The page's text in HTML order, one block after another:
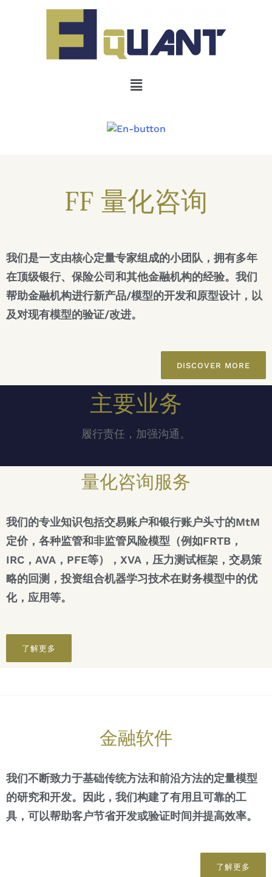
FF 量化咨询
我们是一支由核心定量专家组成的小团队，拥有多年
在顶级银行、保险公司和其他金融机构的经验。我们
帮助金融机构进行新产品/模型的开发和原型设计，以
及对现有模型的验证/改进。
DISCOVER MORE
主要业务
履行责任，加强沟通。
量化咨询服务
我们的专业知识包括交易账户和银行账户头寸的MtM
定价，各种监管和非监管风险模型（例如FRTB，
IRC，AVA，PFE等），XVA，压力测试框架，交易策
略的回测，投资组合机器学习技术在财务模型中的优
化，应用等。
了解更多
金融软件
我们不断致力于基础传统方法和前沿方法的定量模型
的研究和开发。因此，我们构建了有用且可靠的工
具，可以帮助客户节省开发或验证时间并提高效率。
了解更多